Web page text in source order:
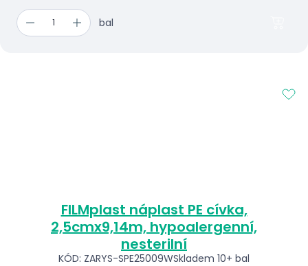
bal
FILMplast náplast PE cívka,
2,5cmx9,14m, hypoalergenní,
nesterilní
KÓD: ZARYS-SPE25009WSkladem 10+ bal